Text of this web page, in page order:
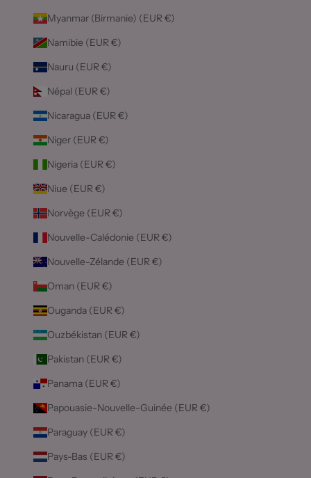
Myanmar (Birmanie) (EUR €)
Namibie (EUR €)
Nauru (EUR €)
Népal (EUR €)
Nicaragua (EUR €)
Niger (EUR €)
Nigeria (EUR €)
Niue (EUR €)
Norvège (EUR €)
Nouvelle-Calédonie (EUR €)
Nouvelle-Zélande (EUR €)
Oman (EUR €)
Ouganda (EUR €)
Ouzbékistan (EUR €)
Pakistan (EUR €)
Panama (EUR €)
Papouasie-Nouvelle-Guinée (EUR €)
Paraguay (EUR €)
Pays-Bas (EUR €)